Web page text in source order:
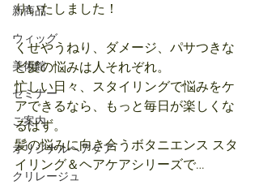
新商品
ウィッグ
美術館
セミナー
ご案内
オリジナルヘアケア
クリレージュ
りいたしました！
くせやうねり、ダメージ、パサつきな
ど髪の悩みは人それぞれ。
忙しい日々、スタイリングで悩みをケ
アできるなら、もっと毎日が楽しくな
るはず。
髪の悩みに向き合うボタニエンス スタ
イリング＆ヘアケアシリーズで…